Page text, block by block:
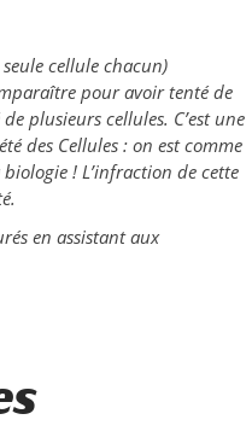
cellule chacun)
pour avoir tenté de
plusieurs cellules. C’est une
des Cellules : on est comme
! L’infraction de cette
en assistant aux